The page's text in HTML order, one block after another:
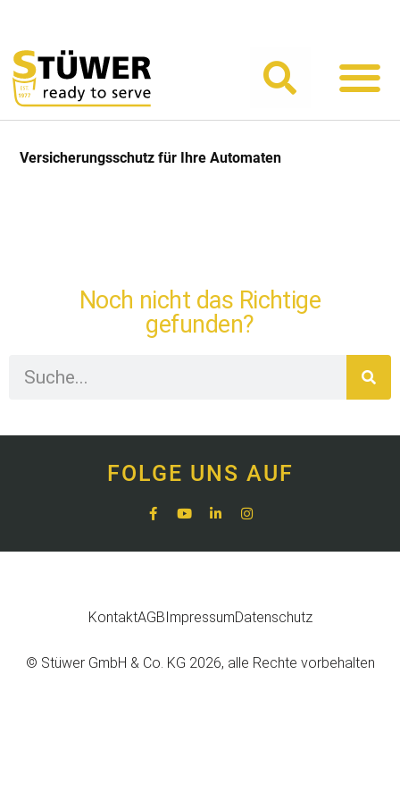
Versicherungsschutz für Ihre Automaten
Noch nicht das Richtige
gefunden?
FOLGE UNS AUF
© Stüwer GmbH & Co. KG 2026, alle Rechte vorbehalten
KontaktAGBImpressumDatenschutz